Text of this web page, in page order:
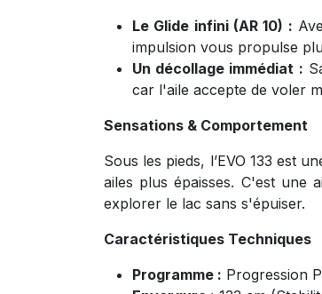
Le Glide infini (AR 10) :
impulsion vous propulse
Un décollage immédiat :
car l'aile accepte de voler
Sensations & Comportement
Sous les pieds, l’EVO 133 est
ailes plus épaisses. C'est une
explorer le lac sans s'épuiser.
Caractéristiques Techniques
Programme : Progression